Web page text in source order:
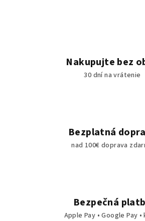
Nakupujte bez
30 dní na vrátenie
Bezplatná
nad 100€ doprava
Bezpečná
Apple Pay • Google Pay